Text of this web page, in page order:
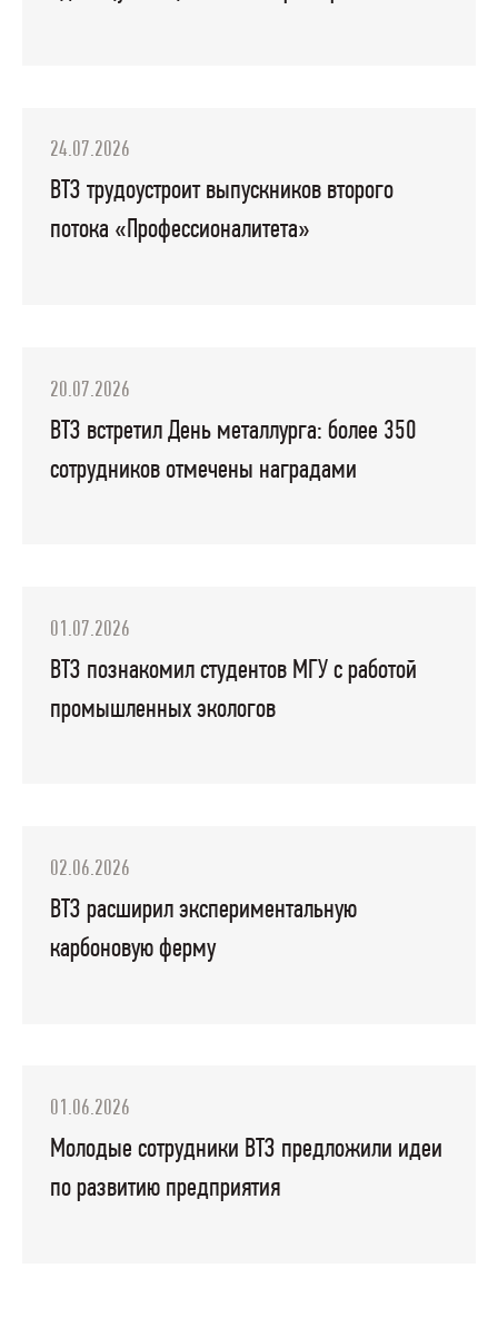
24.07.2026
ВТЗ трудоустроит выпускников второго
потока «Профессионалитета»
20.07.2026
ВТЗ встретил День металлурга: более 350
сотрудников отмечены наградами
01.07.2026
ВТЗ познакомил студентов МГУ с работой
промышленных экологов
02.06.2026
ВТЗ расширил экспериментальную
карбоновую ферму
01.06.2026
Молодые сотрудники ВТЗ предложили идеи
по развитию предприятия